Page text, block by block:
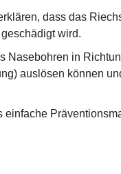
dass das
wird.
Nasebohren in
auslösen können